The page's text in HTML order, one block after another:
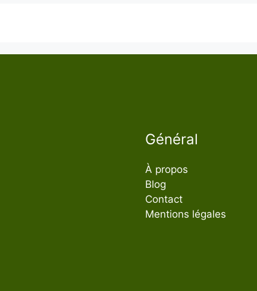
Général
À propos
Blog
Contact
Mentions légales